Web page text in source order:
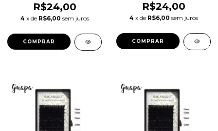
R$24,00
4 x de R$6,00 sem juros
COMPRAR
R$24,00
4 x de R$6,00 sem juros